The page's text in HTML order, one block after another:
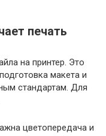
печать
на принтер. Это
макета и
стандартам. Для
цветопередача и